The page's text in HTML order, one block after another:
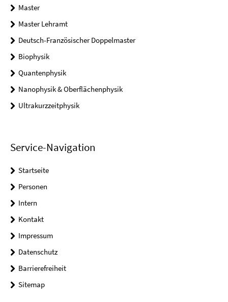
Master
Master Lehramt
Deutsch-Französischer Doppelmaster
Biophysik
Quantenphysik
Nanophysik & Oberflächenphysik
Ultrakurzzeitphysik
Service-Navigation
Startseite
Personen
Intern
Kontakt
Impressum
Datenschutz
Barrierefreiheit
Sitemap